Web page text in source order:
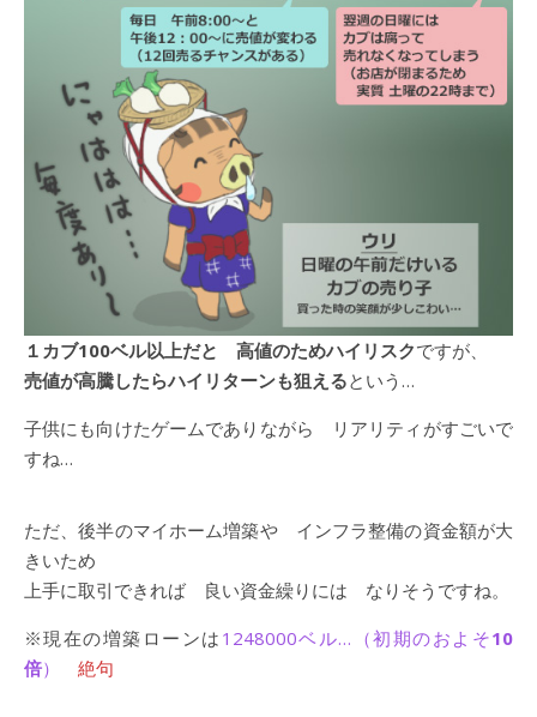
１カブ100ベル以上だと 高値のためハイリスクですが、
売値が高騰したらハイリターンも狙えるという…
子供にも向けたゲームでありながら リアリティがすごいで
すね…
ただ、後半のマイホーム増築や インフラ整備の資金額が大
きいため
上手に取引できれば 良い資金繰りには なりそうですね。
※現在の増築ローンは 1248000ベル…（初期のおよそ10
倍） 絶句